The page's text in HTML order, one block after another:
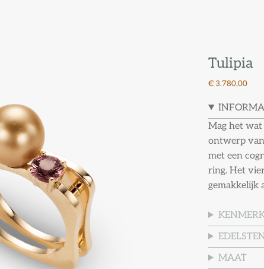
Tulipia
€ 3.780,00
Mag het wat
ontwerp
met een
ring. Het
gemakkelijk
MAAT